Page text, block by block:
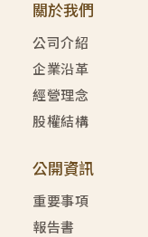
關於我們
公司介紹
企業沿革
經營理念
股權結構
公開資訊
重要事項
報告書